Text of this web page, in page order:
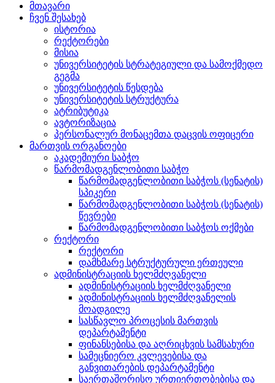
მთავარი
ჩვენ შესახებ
ისტორია
რექტორები
მისია
უნივერსიტეტის სტრატეგიული და სამოქმედო
გეგმა
უნივერსიტეტის წესდება
უნივერსიტეტის სტრუქტურა
ატრიბუტიკა
ავტორიზაცია
პერსონალურ მონაცემთა დაცვის ოფიცერი
მართვის ორგანოები
აკადემიური საბჭო
წარმომადგენლობითი საბჭო
წარმომადგენლობითი საბჭოს (სენატის)
სპიკერი
წარმომადგენლობითი საბჭოს (სენატის)
წევრები
წარმომადგენლობითი საბჭოს ოქმები
რექტორი
რექტორი
დამხმარე სტრუქტურული ერთეული
ადმინისტრაციის ხელმძღვანელი
ადმინისტრაციის ხელმძღვანელი
ადმინისტრაციის ხელმძღვანელის
მოადგილე
სასწავლო პროცესის მართვის
დეპარტამენტი
ფინანსებისა და აღრიცხვის სამსახური
სამეცნიერო კვლევებისა და
განვითარების დეპარტამენტი
საერთაშორისო ურთიერთობებისა და